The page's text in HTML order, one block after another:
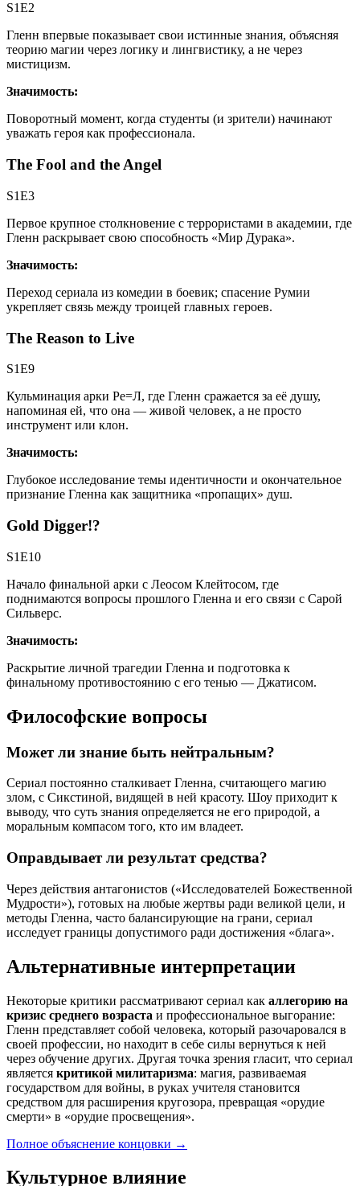
S1E2
Гленн впервые показывает свои истинные знания, объясняя
теорию магии через логику и лингвистику, а не через
мистицизм.
Значимость:
Поворотный момент, когда студенты (и зрители) начинают
уважать героя как профессионала.
The Fool and the Angel
S1E3
Первое крупное столкновение с террористами в академии, где
Гленн раскрывает свою способность «Мир Дурака».
Значимость:
Переход сериала из комедии в боевик; спасение Румии
укрепляет связь между троицей главных героев.
The Reason to Live
S1E9
Кульминация арки Ре=Л, где Гленн сражается за её душу,
напоминая ей, что она — живой человек, а не просто
инструмент или клон.
Значимость:
Глубокое исследование темы идентичности и окончательное
признание Гленна как защитника «пропащих» душ.
Gold Digger!?
S1E10
Начало финальной арки с Леосом Клейтосом, где
поднимаются вопросы прошлого Гленна и его связи с Сарой
Сильверс.
Значимость:
Раскрытие личной трагедии Гленна и подготовка к
финальному противостоянию с его тенью — Джатисом.
Философские вопросы
Может ли знание быть нейтральным?
Сериал постоянно сталкивает Гленна, считающего магию
злом, с Сикстиной, видящей в ней красоту. Шоу приходит к
выводу, что суть знания определяется не его природой, а
моральным компасом того, кто им владеет.
Оправдывает ли результат средства?
Через действия антагонистов («Исследователей Божественной
Мудрости»), готовых на любые жертвы ради великой цели, и
методы Гленна, часто балансирующие на грани, сериал
исследует границы допустимого ради достижения «блага».
Альтернативные интерпретации
Некоторые критики рассматривают сериал как аллегорию на
кризис среднего возраста и профессиональное выгорание:
Гленн представляет собой человека, который разочаровался в
своей профессии, но находит в себе силы вернуться к ней
через обучение других. Другая точка зрения гласит, что сериал
является критикой милитаризма: магия, развиваемая
государством для войны, в руках учителя становится
средством для расширения кругозора, превращая «орудие
смерти» в «орудие просвещения».
Полное объяснение концовки →
Культурное влияние